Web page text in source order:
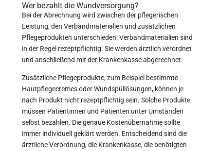
Wer bezahlt die Wundversorgung?
Bei der Abrechnung wird zwischen der pflegerischen
Leistung, den Verbandmaterialien und zusätzlichen
Pflegeprodukten unterschieden: Verbandmaterialien sind
in der Regel rezeptpflichtig. Sie werden ärztlich verordnet
und anschließend mit der Krankenkasse abgerechnet.
Zusätzliche Pflegeprodukte, zum Beispiel bestimmte
Hautpflegecremes oder Wundspüllösungen, können je
nach Produkt nicht rezeptpflichtig sein. Solche Produkte
müssen Patientinnen und Patienten unter Umständen
selbst bezahlen. Die genaue Kostenübernahme sollte
immer individuell geklärt werden. Entscheidend sind die
ärztliche Verordnung, die Krankenkasse, die benötigten